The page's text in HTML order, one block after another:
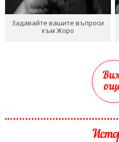
Задавайте вашите въпроси
към Жоро